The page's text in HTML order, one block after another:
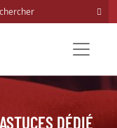
DÉDIÉ